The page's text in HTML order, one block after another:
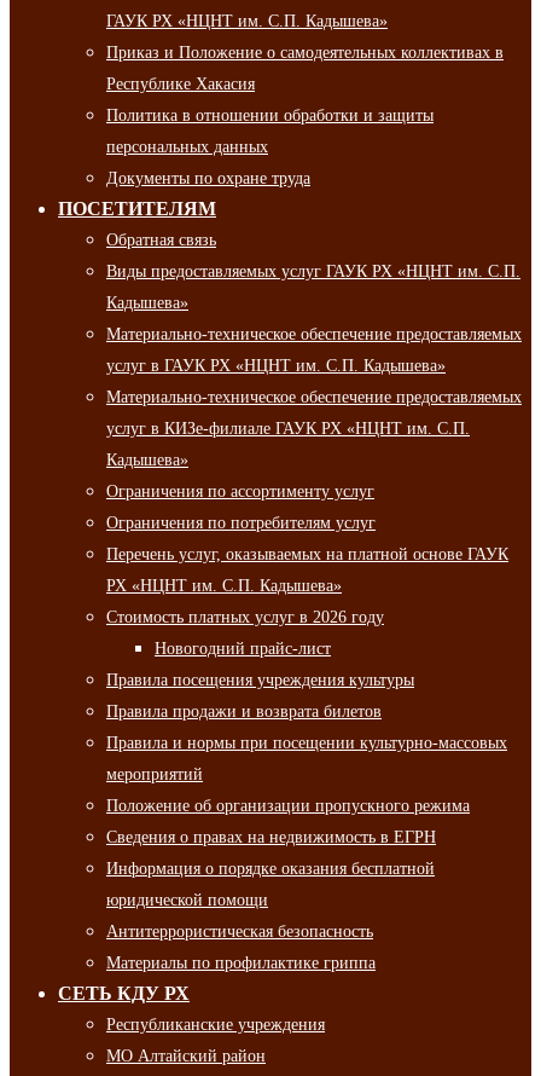
ГАУК РХ «НЦНТ им. С.П. Кадышева»
Приказ и Положение о самодеятельных коллективах в
Республике Хакасия
Политика в отношении обработки и защиты
персональных данных
Документы по охране труда
ПОСЕТИТЕЛЯМ
Обратная связь
Виды предоставляемых услуг ГАУК РХ «НЦНТ им. С.П.
Кадышева»
Материально-техническое обеспечение предоставляемых
услуг в ГАУК РХ «НЦНТ им. С.П. Кадышева»
Материально-техническое обеспечение предоставляемых
услуг в КИЗе-филиале ГАУК РХ «НЦНТ им. С.П.
Кадышева»
Ограничения по ассортименту услуг
Ограничения по потребителям услуг
Перечень услуг, оказываемых на платной основе ГАУК
РХ «НЦНТ им. С.П. Кадышева»
Стоимость платных услуг в 2026 году
Новогодний прайс-лист
Правила посещения учреждения культуры
Правила продажи и возврата билетов
Правила и нормы при посещении культурно-массовых
мероприятий
Положение об организации пропускного режима
Сведения о правах на недвижимость в ЕГРН
Информация о порядке оказания бесплатной
юридической помощи
Антитеррористическая безопасность
Материалы по профилактике гриппа
СЕТЬ КДУ РХ
Республиканские учреждения
МО Алтайский район